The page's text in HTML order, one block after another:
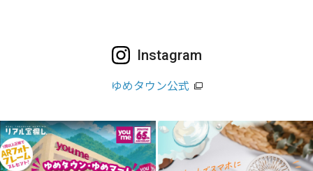
Instagram
ゆめタウン公式